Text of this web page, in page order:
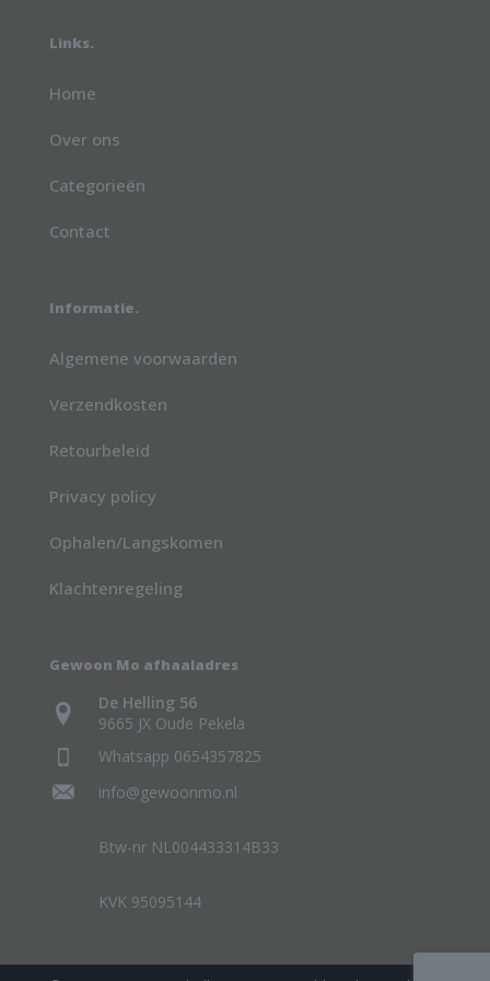
Links.
Home
Over ons
Categorieën
Contact
Informatie.
Algemene voorwaarden
Verzendkosten
Retourbeleid
Privacy policy
Ophalen/Langskomen
Klachtenregeling
Gewoon Mo afhaaladres
De Helling 56
9665 JX Oude Pekela
Whatsapp 0654357825
info@gewoonmo.nl
Btw-nr NL004433314B33
KVK 95095144